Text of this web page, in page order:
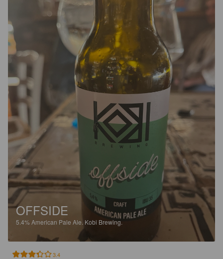
OFFSIDE
5.4% American Pale Ale. Kobi Brewing.
3.4